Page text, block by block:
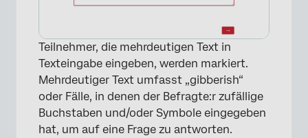
Teilnehmer, die mehrdeutigen Text in
Texteingabe eingeben, werden markiert.
Mehrdeutiger Text umfasst „gibberish“
oder Fälle, in denen der Befragte:r zufällige
Buchstaben und/oder Symbole eingegeben
hat, um auf eine Frage zu antworten.